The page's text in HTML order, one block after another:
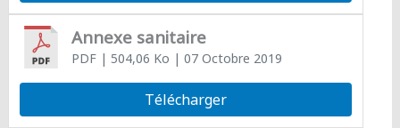
Annexe sanitaire
PDF| 504,06 Ko | 07 Octobre 2019
Télécharger